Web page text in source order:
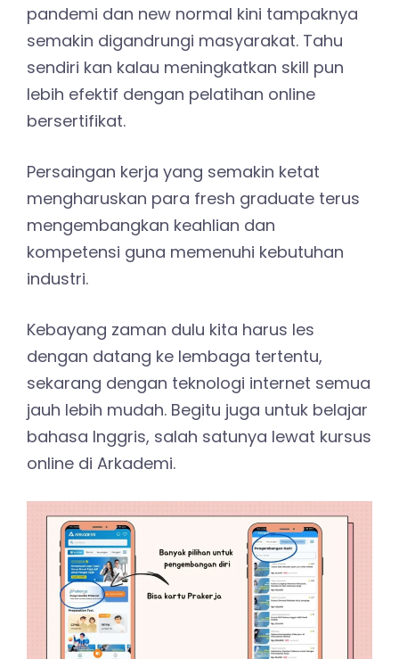
pandemi dan new normal kini tampaknya
semakin digandrungi masyarakat. Tahu
sendiri kan kalau meningkatkan skill pun
lebih efektif dengan pelatihan online
bersertifikat.
Persaingan kerja yang semakin ketat
mengharuskan para fresh graduate terus
mengembangkan keahlian dan
kompetensi guna memenuhi kebutuhan
industri.
Kebayang zaman dulu kita harus les
dengan datang ke lembaga tertentu,
sekarang dengan teknologi internet semua
jauh lebih mudah. Begitu juga untuk belajar
bahasa Inggris, salah satunya lewat kursus
online di Arkademi.